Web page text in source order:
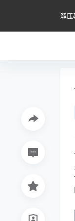
解压